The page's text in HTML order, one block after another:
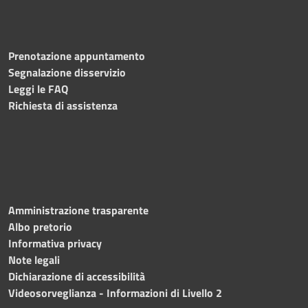
Prenotazione appuntamento
Segnalazione disservizio
Leggi le FAQ
Richiesta di assistenza
Amministrazione trasparente
Albo pretorio
Informativa privacy
Note legali
Dichiarazione di accessibilità
Videosorveglianza - Informazioni di Livello 2